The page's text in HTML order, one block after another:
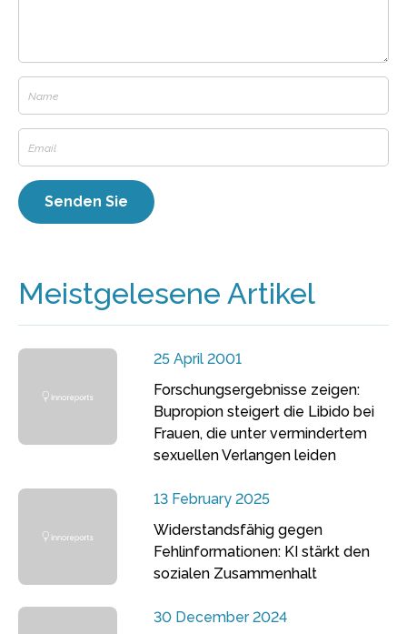
Meistgelesene Artikel
25 April 2001
Forschungsergebnisse zeigen:
Bupropion steigert die Libido bei
Frauen, die unter vermindertem
sexuellen Verlangen leiden
13 February 2025
Widerstandsfähig gegen
Fehlinformationen: KI stärkt den
sozialen Zusammenhalt
30 December 2024